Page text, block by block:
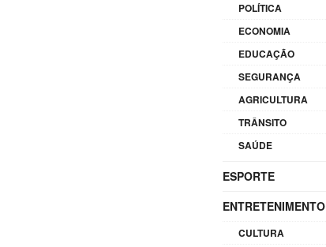
POLÍTICA
ECONOMIA
EDUCAÇÃO
SEGURANÇA
AGRICULTURA
TRÂNSITO
SAÚDE
ESPORTE
ENTRETENIMENTO
CULTURA